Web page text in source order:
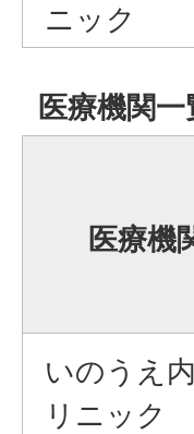
ニック
医療機関
医療機
いのうえ
リニック